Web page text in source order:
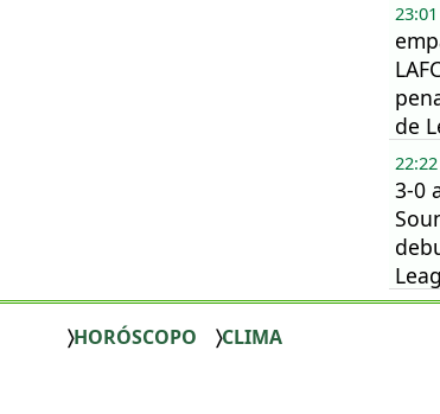
23:01
de
22:22
3-0
HORÓSCOPO CLIMA